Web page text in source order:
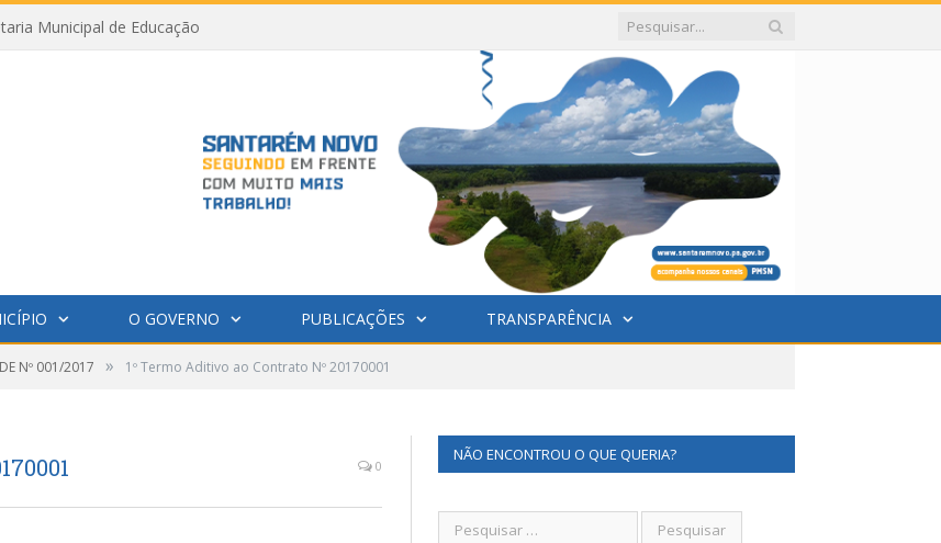
Municipal de Educação
O GOVERNO PUBLICAÇÕES TRANSPARÊNCIA
Nº 001/2017 » 1º Termo Aditivo ao Contrato Nº 20170001
0
NÃO ENCONTROU O QUE QUERIA?